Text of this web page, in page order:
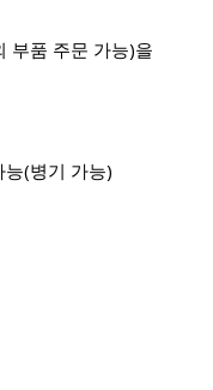
부품 주문 가능)을
능(병기 가능)